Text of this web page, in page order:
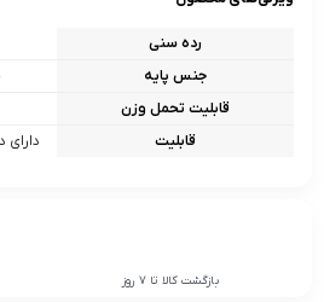
رده سنی
جنس پایه
قابلیت تحمل وزن
قابلیت
بازگشت کالا تا 7 روز